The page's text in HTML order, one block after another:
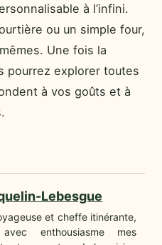
à l’infini.
ou un simple four,
Une fois la
pourrez explorer toutes
à vos goûts et à
Lebesgue
et cheffe itinérante,
enthousiasme mes